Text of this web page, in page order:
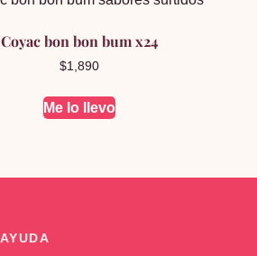
Coyac bon bon bum x24
$1,890
Me lo llevo
AYUDA